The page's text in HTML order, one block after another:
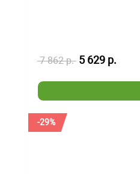
7 862 р. 5 629 р.
-29%